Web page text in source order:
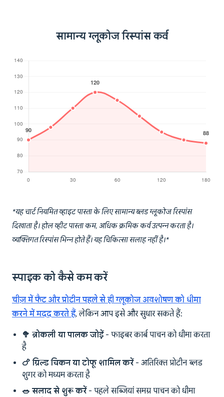
सामान्य ग्लूकोज रिस्पांस कर्व
*यह चार्ट नियमित व्हाइट पास्ता के लिए सामान्य ब्लड ग्लूकोज रिस्पांस
दिखाता है। होल व्हीट पास्ता कम, अधिक क्रमिक कर्व उत्पन्न करता है।
व्यक्तिगत रिस्पांस भिन्न होते हैं। यह चिकित्सा सलाह नहीं है।*
स्पाइक को कैसे कम करें
चीज़ में फैट और प्रोटीन पहले से ही ग्लूकोज अवशोषण को धीमा
करने में मदद करते हैं, लेकिन आप इसे और सुधार सकते हैं:
🥦 ब्रोकली या पालक जोड़ें- फाइबर कार्ब पाचन को धीमा करता
है
🍗 ग्रिल्ड चिकन या टोफू शामिल करें- अतिरिक्त प्रोटीन ब्लड
शुगर को मध्यम करता है
🥗 सलाद से शुरू करें- पहले सब्जियां समग्र पाचन को धीमा